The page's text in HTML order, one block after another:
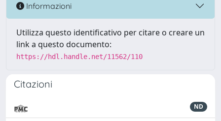
Informazioni
Utilizza questo identificativo per citare o creare un
link a questo documento:
https://hdl.handle.net/11562/110
Citazioni
ND